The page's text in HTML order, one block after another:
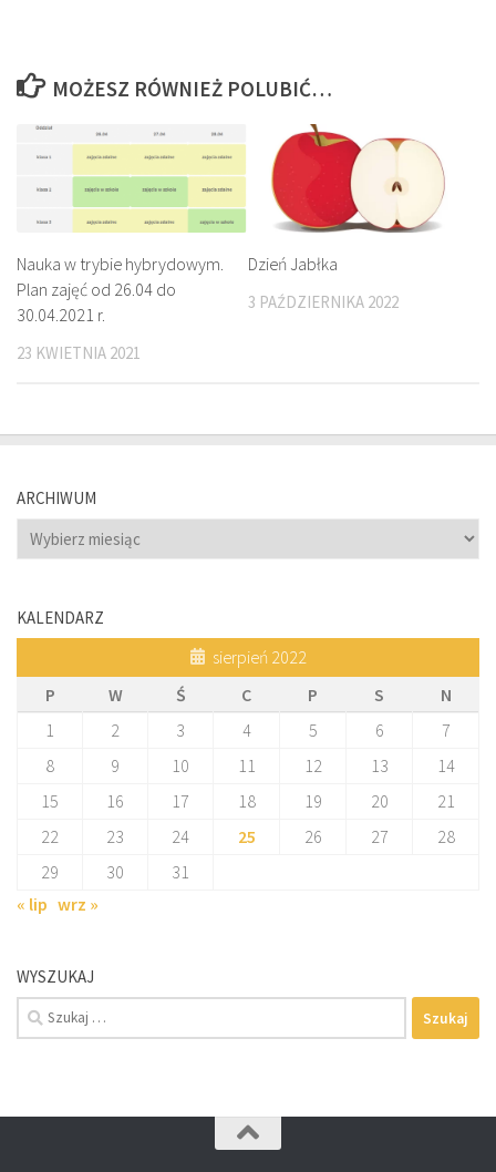
MOŻESZ RÓWNIEŻ POLUBIĆ…
Nauka w trybie hybrydowym.
Plan zajęć od 26.04 do
30.04.2021 r.
23 KWIETNIA 2021
Dzień Jabłka
3 PAŹDZIERNIKA 2022
ARCHIWUM
Archiwum
KALENDARZ
sierpień 2022
P
W Ś C P S
N
1
2 3 4 5 6
7
8
9 10 11 12 13
14
15
16 17 18 19 20
21
22
23 24 25 26 27
28
29
30
31
« lip wrz »
WYSZUKAJ
Szukaj: